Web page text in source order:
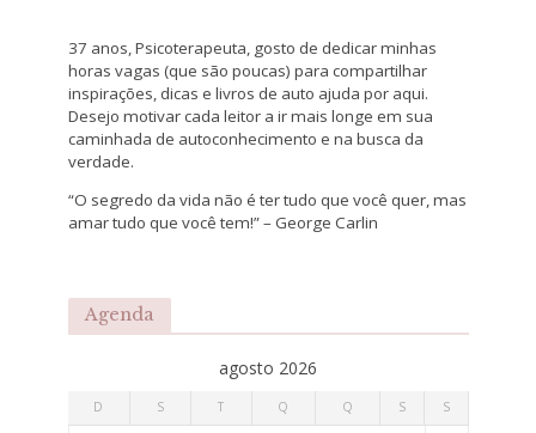
37 anos, Psicoterapeuta, gosto de dedicar minhas
horas vagas (que são poucas) para compartilhar
inspirações, dicas e livros de auto ajuda por aqui.
Desejo motivar cada leitor a ir mais longe em sua
caminhada de autoconhecimento e na busca da
verdade.
“O segredo da vida não é ter tudo que você quer, mas
amar tudo que você tem!” – George Carlin
Agenda
agosto 2026
D S T Q Q S S